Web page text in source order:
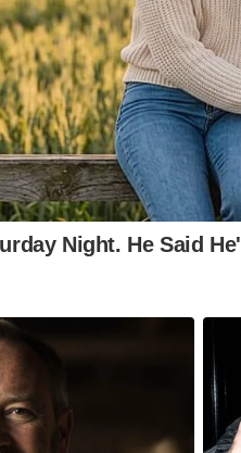
लगाएं, मंत्री ने फल
मंत्री फौजा सिंह
देने के लिए खाद्य
लीची ग्रोअर्स वेलफेयर
कि अगर किन्नू, लीची, आम,
अन्य खाद्य उत्पाद तैयार